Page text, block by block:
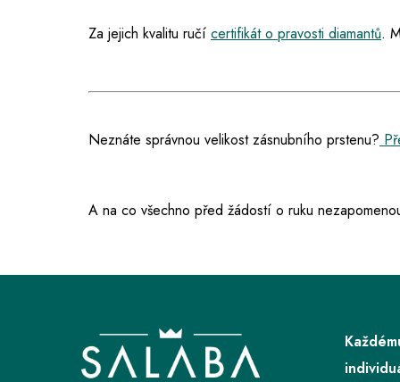
Za jejich kvalitu ručí certifikát o pravosti diamantů.
Neznáte správnou velikost zásnubního prstenu?
A na co všechno před žádostí o ruku